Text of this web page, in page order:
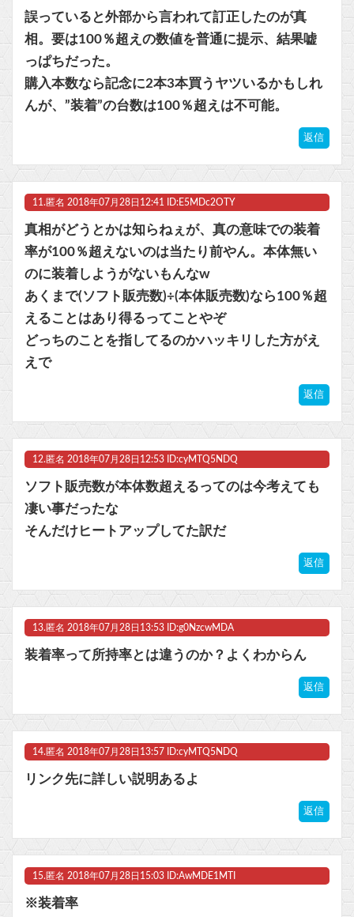
誤っていると外部から言われて訂正したのが真
相。要は100％超えの数値を普通に提示、結果嘘
っぱちだった。
購入本数なら記念に2本3本買うヤツいるかもしれ
んが、”装着”の台数は100％超えは不可能。
返信
11. 匿名 2018年07月28日12:41 ID:E5MDc2OTY
真相がどうとかは知らねぇが、真の意味での装着
率が100％超えないのは当たり前やん。本体無い
のに装着しようがないもんなw
あくまで(ソフト販売数)÷(本体販売数)なら100％超
えることはあり得るってことやぞ
どっちのことを指してるのかハッキリした方がえ
えで
返信
12. 匿名 2018年07月28日12:53 ID:cyMTQ5NDQ
ソフト販売数が本体数超えるってのは今考えても
凄い事だったな
そんだけヒートアップしてた訳だ
返信
13. 匿名 2018年07月28日13:53 ID:g0NzcwMDA
装着率って所持率とは違うのか？よくわからん
返信
14. 匿名 2018年07月28日13:57 ID:cyMTQ5NDQ
リンク先に詳しい説明あるよ
返信
15. 匿名 2018年07月28日15:03 ID:AwMDE1MTI
※装着率